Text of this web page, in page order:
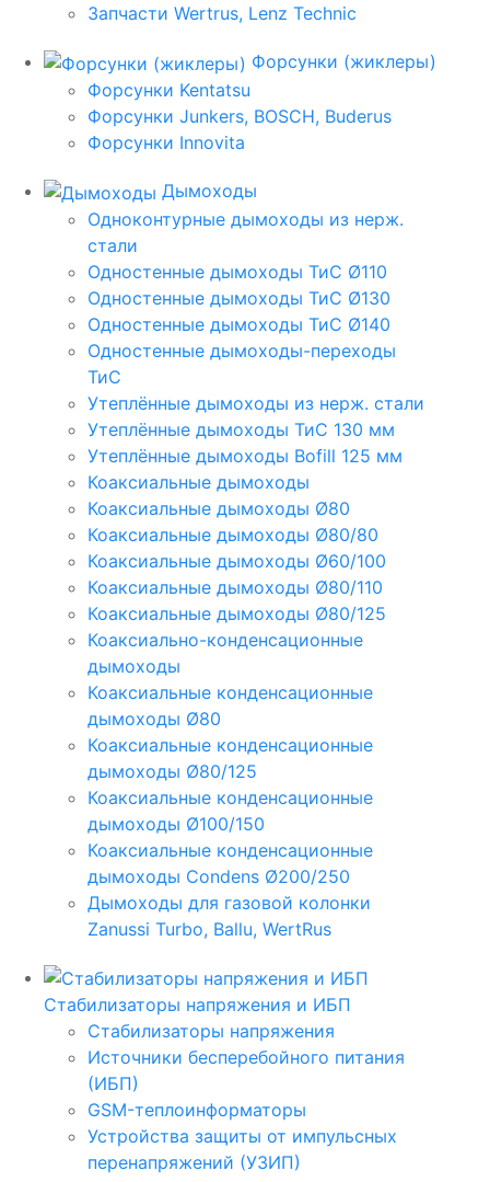
Запчасти Wertrus, Lenz Technic
Форсунки (жиклеры)
Форсунки Kentatsu
Форсунки Junkers, BOSCH, Buderus
Форсунки Innovita
Дымоходы
Одноконтурные дымоходы из нерж.
стали
Одностенные дымоходы ТиС Ø110
Одностенные дымоходы ТиС Ø130
Одностенные дымоходы ТиС Ø140
Одностенные дымоходы-переходы
ТиС
Утеплённые дымоходы из нерж. стали
Утеплённые дымоходы ТиС 130 мм
Утеплённые дымоходы Bofill 125 мм
Коаксиальные дымоходы
Коаксиальные дымоходы Ø80
Коаксиальные дымоходы Ø80/80
Коаксиальные дымоходы Ø60/100
Коаксиальные дымоходы Ø80/110
Коаксиальные дымоходы Ø80/125
Коаксиально-конденсационные
дымоходы
Коаксиальные конденсационные
дымоходы Ø80
Коаксиальные конденсационные
дымоходы Ø80/125
Коаксиальные конденсационные
дымоходы Ø100/150
Коаксиальные конденсационные
дымоходы Condens Ø200/250
Дымоходы для газовой колонки
Zanussi Turbo, Ballu, WertRus
Стабилизаторы напряжения и ИБП
Стабилизаторы напряжения
Источники бесперебойного питания
(ИБП)
GSM-теплоинформаторы
Устройства защиты от импульсных
перенапряжений (УЗИП)